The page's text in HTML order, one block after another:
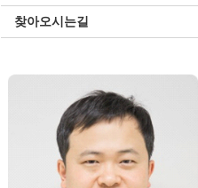
찾아오시는길